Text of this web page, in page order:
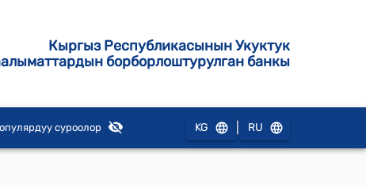
Кыргыз Республикасынын Укуктук
борборлоштурулган банкы
суроолор KG RU